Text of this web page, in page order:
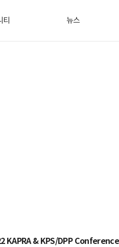
티 뉴스
KAPRA & KPS/DPP Conference